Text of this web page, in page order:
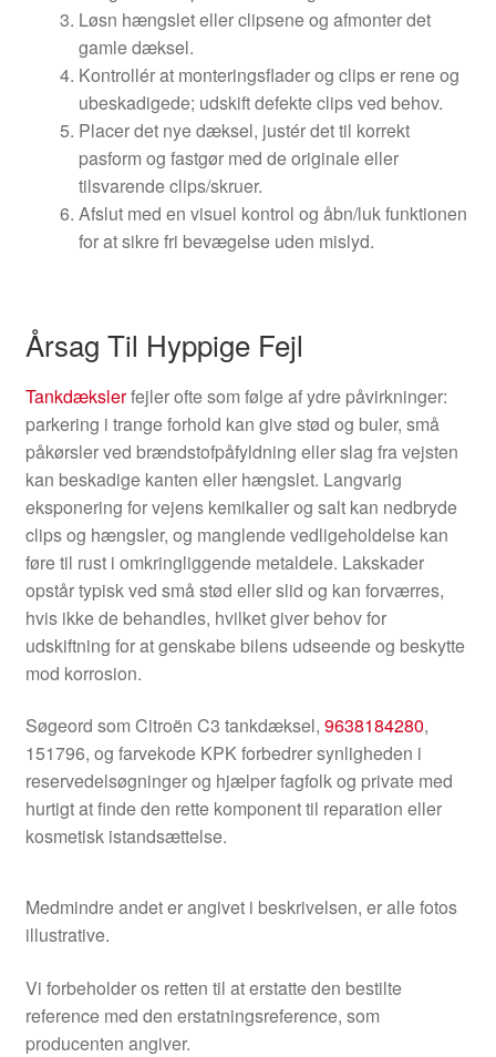
Løsn hængslet eller clipsene og afmonter det
gamle dæksel.
Kontrollér at monteringsflader og clips er rene og
ubeskadigede; udskift defekte clips ved behov.
Placer det nye dæksel, justér det til korrekt
pasform og fastgør med de originale eller
tilsvarende clips/skruer.
Afslut med en visuel kontrol og åbn/luk funktionen
for at sikre fri bevægelse uden mislyd.
Årsag Til Hyppige Fejl
Tankdækslerfejler ofte som følge af ydre påvirkninger:
parkering i trange forhold kan give stød og buler, små
påkørsler ved brændstofpåfyldning eller slag fra vejsten
kan beskadige kanten eller hængslet. Langvarig
eksponering for vejens kemikalier og salt kan nedbryde
clips og hængsler, og manglende vedligeholdelse kan
føre til rust i omkringliggende metaldele. Lakskader
opstår typisk ved små stød eller slid og kan forværres,
hvis ikke de behandles, hvilket giver behov for
udskiftning for at genskabe bilens udseende og beskytte
mod korrosion.
Søgeord som Citroën C3 tankdæksel, 9638184280,
151796, og farvekode KPK forbedrer synligheden i
reservedelsøgninger og hjælper fagfolk og private med
hurtigt at finde den rette komponent til reparation eller
kosmetisk istandsættelse.
Medmindre andet er angivet i beskrivelsen, er alle fotos
illustrative.
Vi forbeholder os retten til at erstatte den bestilte
reference med den erstatningsreference, som
producenten angiver.